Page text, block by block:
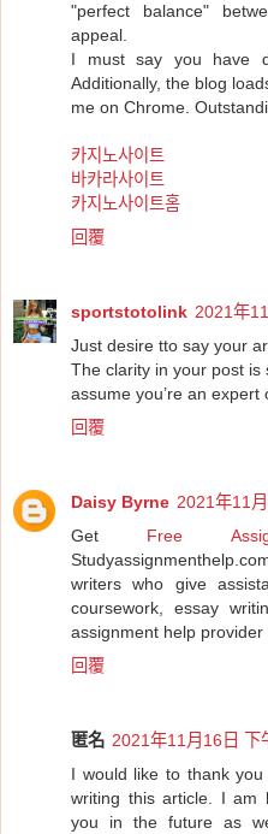
"perfect balance"
appeal.
I must say you have
Additionally, the blog
me on Chrome.
카지노사이트
바카라사이트
카지노사이트홈
回覆
sportstotolink 2021年
Just desire tto say your
The clarity in your post is
assume you’re an expert
回覆
Daisy Byrne 2021年11
Get Free
writers who give
coursework, essay
assignment help provider
回覆
匿名 2021年11月16日 下
I would like to thank
writing this article. I am
you in the future as